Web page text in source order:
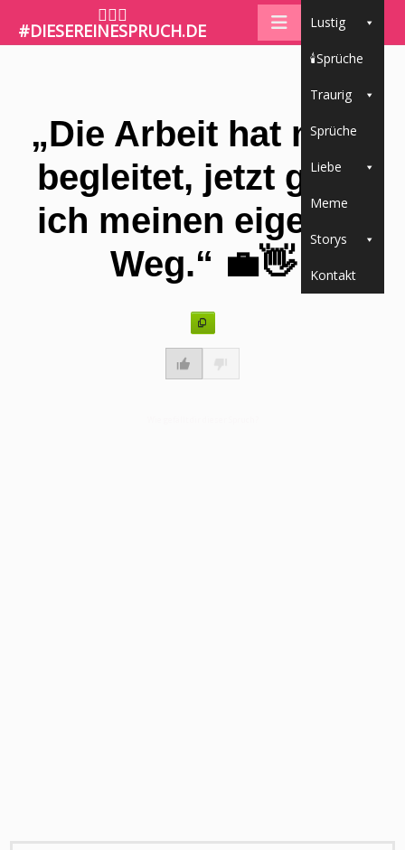
🤷🏼‍♀️
#DIESEREINESPRUCH.DE Lustig
🕯Sprüche
Traurig
Sprüche
Liebe
Meme
Storys
Kontakt
„Die Arbeit hat mich
begleitet, jetzt gehe
ich meinen eigenen
Weg.“ 💼👋